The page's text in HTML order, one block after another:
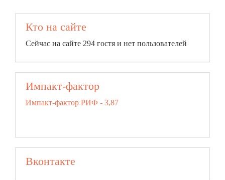
Кто на сайте
Сейчас на сайте 294 гостя и нет пользователей
Импакт-фактор
Импакт-фактор РИФ - 3,87
Вконтакте